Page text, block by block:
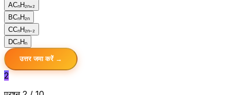
ACₙH₂ₙ₊₂
BCₙH₂ₙ
CCₙH₂ₙ₋₂
DCₙHₙ
उत्तर जमा करें →
2